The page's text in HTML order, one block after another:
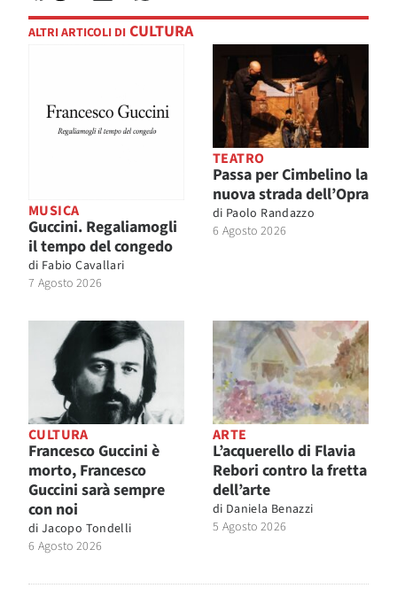
ALTRI ARTICOLI DI CULTURA
MUSICA
Guccini. Regaliamogli
il tempo del congedo
di Fabio Cavallari
7 Agosto 2026
TEATRO
Passa per Cimbelino la
nuova strada dell’Opra
di Paolo Randazzo
6 Agosto 2026
CULTURA
Francesco Guccini è
morto, Francesco
Guccini sarà sempre
con noi
di Jacopo Tondelli
6 Agosto 2026
ARTE
L’acquerello di Flavia
Rebori contro la fretta
dell’arte
di Daniela Benazzi
5 Agosto 2026